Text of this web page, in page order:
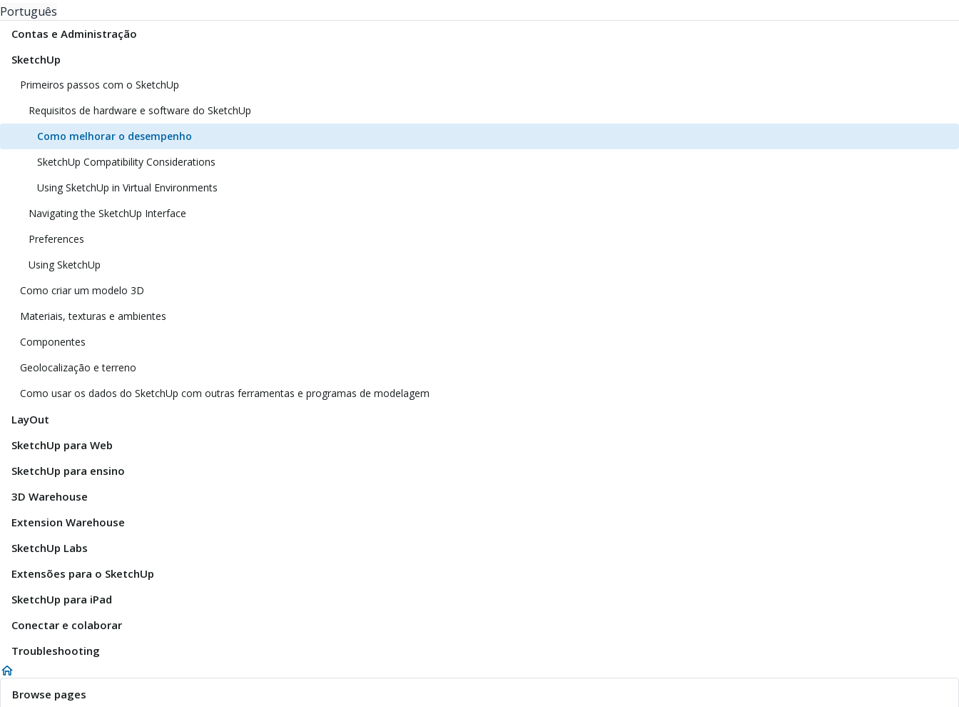
Português
Contas e Administração
SketchUp
Primeiros passos com o SketchUp
Requisitos de hardware e software do SketchUp
Como melhorar o desempenho
SketchUp Compatibility Considerations
Using SketchUp in Virtual Environments
Navigating the SketchUp Interface
Preferences
Using SketchUp
Como criar um modelo 3D
Materiais, texturas e ambientes
Componentes
Geolocalização e terreno
Como usar os dados do SketchUp com outras ferramentas e programas de modelagem
LayOut
SketchUp para Web
SketchUp para ensino
3D Warehouse
Extension Warehouse
SketchUp Labs
Extensões para o SketchUp
SketchUp para iPad
Conectar e colaborar
Troubleshooting
Browse pages